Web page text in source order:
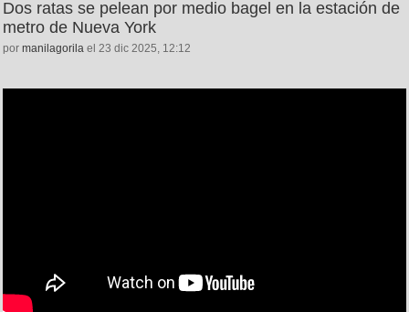
Dos ratas se pelean por medio bagel en la estación de
metro de Nueva York
por manilagorila el 23 dic 2025, 12:12